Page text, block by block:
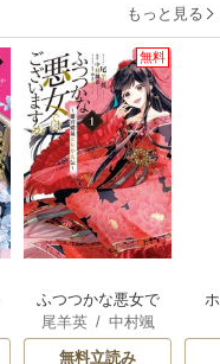
もっと見る
無料
ふつつかな悪女で
はございますが ～
雛宮蝶鼠とりかえ
尾羊英/ 中村颯
希
/ ゆき哉
無料立読み